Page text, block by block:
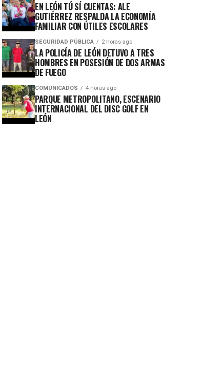
EN LEÓN TÚ SÍ CUENTAS: ALE
GUTIÉRREZ RESPALDA LA ECONOMÍA
FAMILIAR CON ÚTILES ESCOLARES
SEGURIDAD PÚBLICA 2 horas ago
LA POLICÍA DE LEÓN DETUVO A TRES
HOMBRES EN POSESIÓN DE DOS ARMAS
DE FUEGO
COMUNICADOS 4 horas ago
PARQUE METROPOLITANO, ESCENARIO
INTERNACIONAL DEL DISC GOLF EN
LEÓN